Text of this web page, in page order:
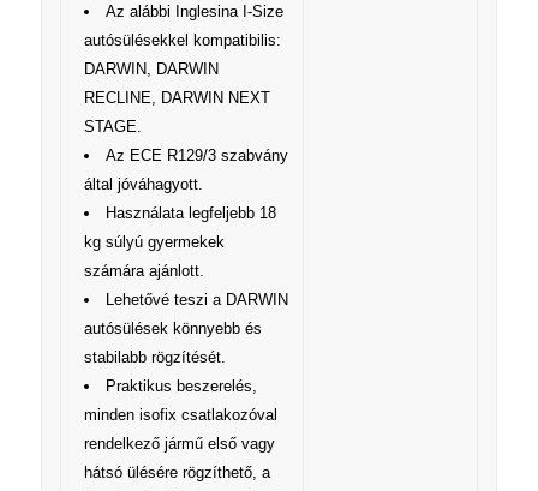
Az alábbi Inglesina I-Size
autósülésekkel kompatibilis:
DARWIN, DARWIN
RECLINE, DARWIN NEXT
STAGE.
Az ECE R129/3 szabvány
által jóváhagyott.
Használata legfeljebb 18
kg súlyú gyermekek
számára ajánlott.
Lehetővé teszi a DARWIN
autósülések könnyebb és
stabilabb rögzítését.
Praktikus beszerelés,
minden isofix csatlakozóval
rendelkező jármű első vagy
hátsó ülésére rögzíthető, a